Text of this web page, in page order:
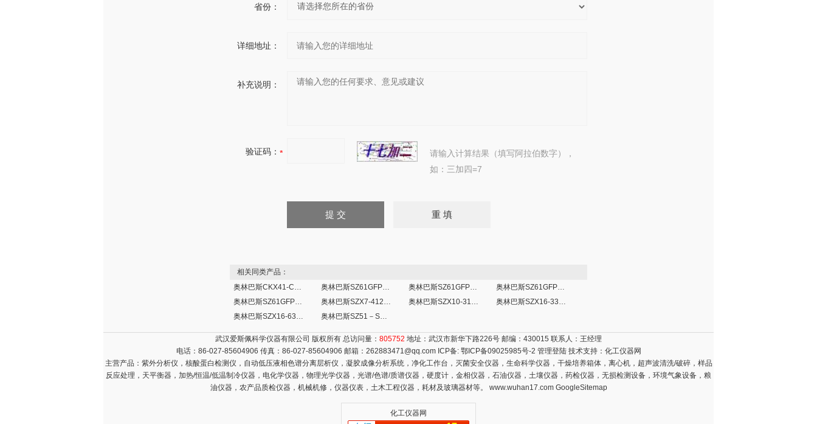
省份：
详细地址：
补充说明：
验证码：
请输入计算结果（填写阿拉伯数字），
如：三加四=7
相关同类产品：
奥林巴斯CKX41-C31BF倒置显微镜
奥林巴斯SZ61GFP-D体视荧光显微镜 奥林巴斯SZ61GFP/T-D体视荧光显微镜
奥林巴斯SZ61GFP-S体视荧光显微镜
奥林巴斯SZ61GFP/T-S体视荧光显微镜
奥林巴斯SZX7-4122RFL-2体视荧光显微镜 奥林巴斯SZX10-3151FL体视荧光显微镜
奥林巴斯SZX16-3331FL体视荧光显微镜
奥林巴斯SZX16-6356FL体视荧光显微镜
奥林巴斯SZ51－SET体视显微镜
武汉爱斯佩科学仪器有限公司 版权所有 总访问量： 805752 地址：武汉市新华下路226号 邮编：430015 联系人：王经理
电话：86-027-85604906 传真：86-027-85604906 邮箱： 262883471@qq.comICP备:鄂ICP备09025985号-2 管理登陆 技术支持： 化工仪器网
主营产品： 紫外分析仪，核酸蛋白检测仪，自动低压液相色谱分离层析仪，凝胶成像分析系统，净化工作台，灭菌安全仪器，生命科学仪器，干燥培养箱体，离心机，超声波清洗/破碎，样品
反应处理，天平衡器，加热/恒温/低温制冷仪器，电化学仪器，物理光学仪器，光谱/色谱/质谱仪器，硬度计，金相仪器，石油仪器，土壤仪器，药检仪器，无损检测设备，环境气象设备，粮
油仪器，农产品质检仪器，机械机修，仪器仪表，土木工程仪器，耗材及玻璃器材等。
www.wuhan17.com GoogleSitemap
化工仪器网